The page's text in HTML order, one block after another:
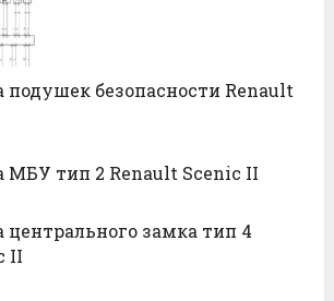
подушек безопасности Renault
МБУ тип 2 Renault Scenic II
центрального замка тип 4
II